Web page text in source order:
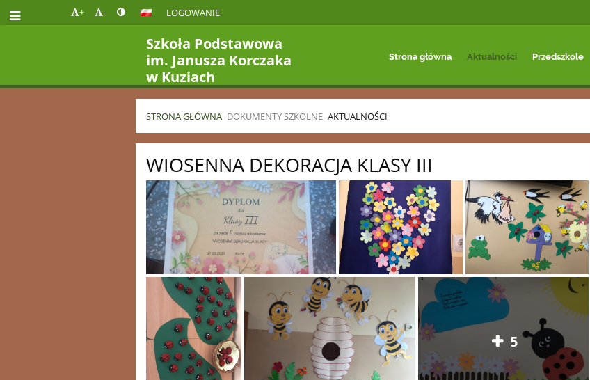
+ - LOGOWANIE
Szkoła Podstawowa
im. Janusza Korczaka
w Kuziach
Strona główna Aktualności Przedszkole
STRONA GŁÓWNA DOKUMENTY SZKOLNE AKTUALNOŚCI
Aktualności
WIOSENNA DEKORACJA KLASY III
5